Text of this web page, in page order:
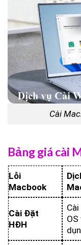
Cài
Bảng giá cài
Lỗi
Macbook
Cài Đặt
HĐH
OS